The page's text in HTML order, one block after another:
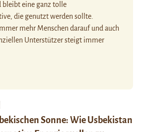
Sonne: Wie Usbekistan
eine ganz tolle
die genutzt werden sollte.
mehr Menschen darauf und auch
Unterstützer steigt immer